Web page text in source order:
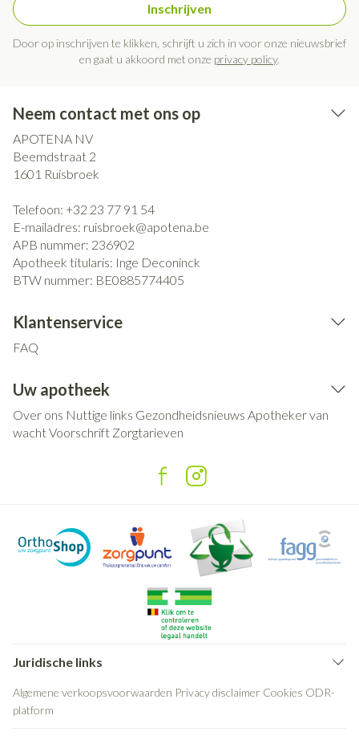
Inschrijven
Door op inschrijven te klikken, schrijft u zich in voor onze nieuwsbrief
en gaat u akkoord met onze privacy policy.
Neem contact met ons op
APOTENA NV
Beemdstraat 2
1601 Ruisbroek
Telefoon: +32 23 77 91 54
E-mailadres: ruisbroek@apotena.be
APB nummer: 236902
Apotheek titularis: Inge Deconinck
BTW nummer: BE0885774405
Klantenservice
FAQ
Uw apotheek
Over ons Nuttige links Gezondheidsnieuws Apotheker van
wachtVoorschrift Zorgtarieven
Juridische links
Algemene verkoopsvoorwaarden Privacy disclaimer Cookies ODR-
platform